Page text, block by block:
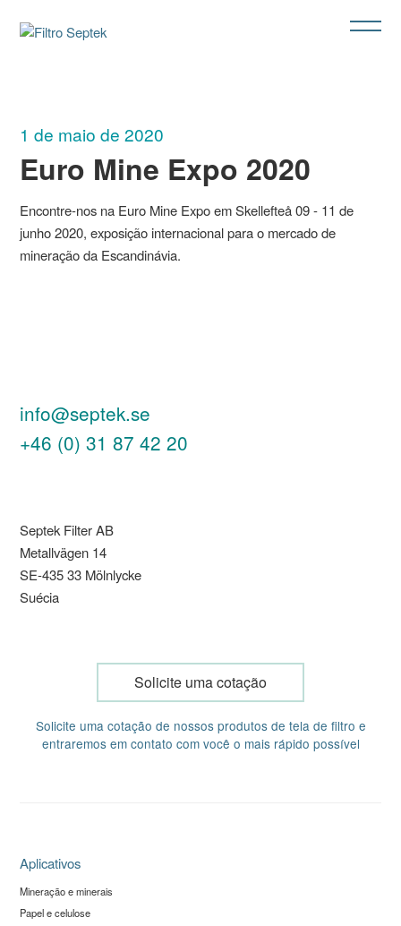
1 de maio de 2020
Euro Mine Expo 2020
Encontre-nos na Euro Mine Expo em Skellefteå09- 11 de
junho2020, exposição internacional para o mercado de
mineração da Escandinávia.
info@septek.se
+46 (0) 31 87 42 20
Septek Filter AB
Metallvägen 14
SE-435 33 Mölnlycke
Suécia
Solicite uma cotação
Solicite uma cotação de nossos produtos de tela de filtro e
entraremos em contato com você o mais rápido possível
Aplicativos
Mineração e minerais
Papel e celulose